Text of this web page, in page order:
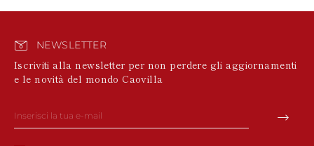
NEWSLETTER
Iscriviti alla newsletter per non perdere gli aggiornamenti
e le novità del mondo Caovilla